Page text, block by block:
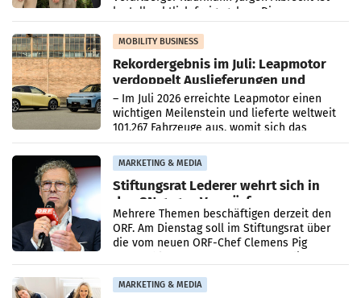
kartellrechtlich freigegeben: Die
Bundeswettbewerbsbehörde und der
Bundeskartellanwalt
MOBILITY BUSINESS
Rekordergebnis im Juli: Leapmotor
verdoppelt Auslieferungen und
überschreitet die 100.000er-Marke
– Im Juli 2026 erreichte Leapmotor einen
wichtigen Meilenstein und lieferte weltweit
101.267 Fahrzeuge aus, womit sich das
Ergebnis gegenüber Juli 2025 mehr als
verdoppelte (+102
MARKETING & MEDIA
Stiftungsrat Lederer wehrt sich in
den SN gegen Vorwürfe
Mehrere Themen beschäftigen derzeit den
ORF. Am Dienstag soll im Stiftungsrat über
die vom neuen ORF-Chef Clemens Pig
MARKETING & MEDIA